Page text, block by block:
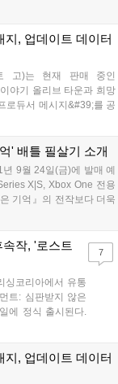
기록이라고 소개
, 업데이트 데이터
고)는 현재 판매 중인
야기 올리브 타운과 희망
로듀서 메시지&#39;를 공
지』 프로듀서 메시지 여
' 배틀 필살기 소개
9월 24일(금)에 발매 예
X|S, Xbox One 전용
기억』의 전작보다 더욱
의 「원무」, 「일섬」에
작, '로스트
싱코리아에서 유통
트: 심판받지 않은
에 정식 출시된다.
'저지아이즈: 사
7
, 업데이트 데이터